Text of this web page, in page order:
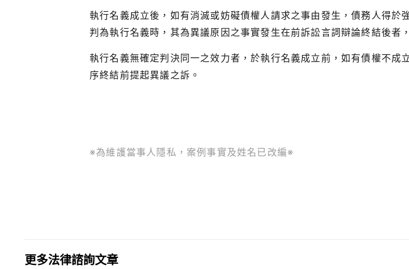
執行名義成立後，如有消滅或妨礙債權人請求之事由發生，債務人得
判為執行名義時，其為異議原因之事實發生在前訴訟言詞辯論終結後者
執行名義無確定判決同一之效力者，於執行名義成立前，如有債權不
序終結前提起異議之訴。
※為維護當事人隱私，案例事實及姓名已改編※
更多法律諮詢文章